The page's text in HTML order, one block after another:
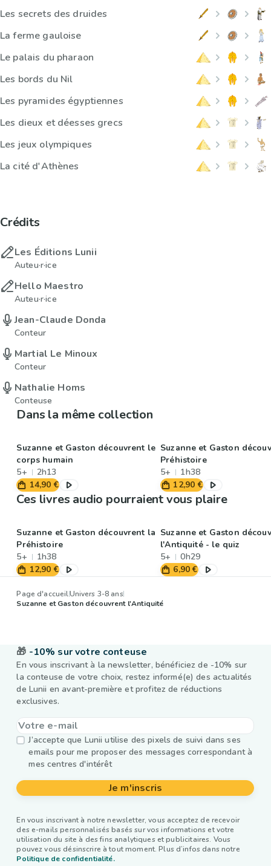
Les secrets des druides
La ferme gauloise
Le palais du pharaon
Les bords du Nil
Les pyramides égyptiennes
Les dieux et déesses grecs
Les jeux olympiques
La cité d'Athènes
Crédits
Les Éditions Lunii
Auteu·r·ice
Hello Maestro
Auteu·r·ice
Jean-Claude Donda
Conteur
Martial Le Minoux
Conteur
Nathalie Homs
Conteuse
Dans la même collection
Suzanne et Gaston découvrent le
corps humain
5+
2h13
14,90 €
Suzanne et Gaston
Préhistoire
5+
1h38
12,90 €
Ces livres audio pourraient vous plaire
Suzanne et Gaston découvrent la
Préhistoire
5+
1h38
12,90 €
Suzanne et Gaston
l'Antiquité - le quiz
5+
0h29
6,90 €
Page d'accueilUnivers 3-8 ans
Suzanne et Gaston découvrent l'Antiquité
🎁 -10% sur votre conteuse
En vous inscrivant à la newsletter, bénéficiez de -10% sur
la conteuse de votre choix, restez informé(e) des actualités
de Lunii en avant-première et profitez de réductions
exclusives.
J’accepte que Lunii utilise des pixels de suivi dans ses
emails pour me proposer des messages correspondant à
mes centres d'intérêt
Je m'inscris
En vous inscrivant à notre newsletter, vous acceptez de recevoir
des e-mails personnalisés basés sur vos informations et votre
utilisation du site à des fins analytiques et publicitaires. Vous
pouvez vous désinscrire à tout moment. Plus d’infos dans notre
Politique de confidentialité.